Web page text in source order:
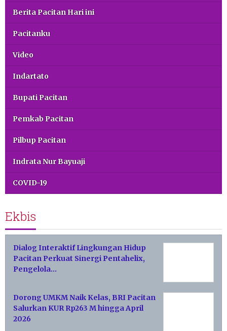
Berita Pacitan Hari ini
Pacitanku
Video
Indartato
Bupati Pacitan
Pemkab Pacitan
Pilbup Pacitan
Indrata Nur Bayuaji
COVID-19
Ekbis
Dialog Interaktif Lingkungan Hidup
Pacitan Perkuat Sinergi Pentahelix,
Pengelola…
Dorong UMKM Naik Kelas, BRI Pacitan
Salurkan KUR Rp263 M hingga April
2026